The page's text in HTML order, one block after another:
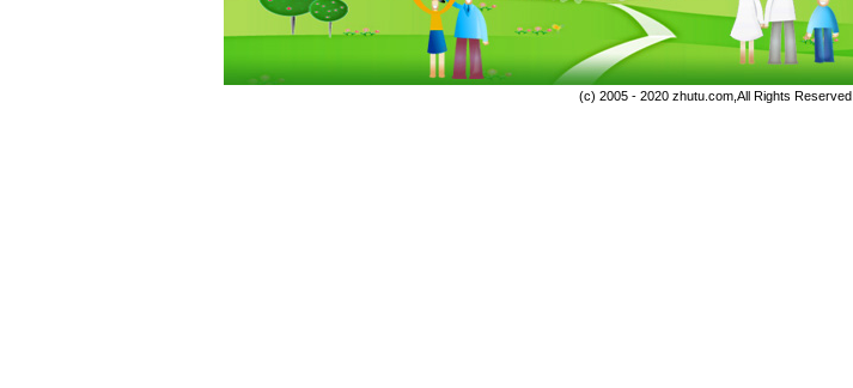
(c) 2005 - 2020 zhutu.com,All Rights Reserved